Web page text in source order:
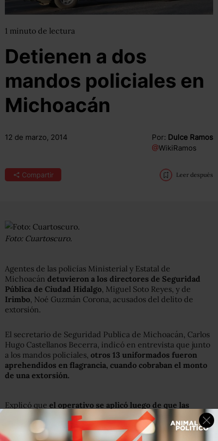
1 minuto de lectura
Detienen a dos
mandos policiales en
Michoacán
12 de marzo, 2014 Por: Dulce Ramos
@WikiRamos
Compartir Leer después
Foto: Cuartoscuro.
Agentes de las policías Ministerial y Estatal de
Michoacán detuvieron a los directores de Seguridad
Pública de Ciudad Hidalgo, Miguel Soto Reyes, y de
Irimbo, Noé Guzmán Corona, acusados del delito de
extorsión.
El secretario de Seguridad Publica de Michoacán, Carlos
Hugo Castellanos Becerra, indicó en entrevista que junto
a los mandos policiales, otros 13 uniformados fueron
aprehendidos en flagrancia, cuando cobraban el monto
de una extorsión.
Explicó que el operativo se aplicó luego de que las
autoridades recibieron una denuncia de que policías
amenazaban
y exigían a una persona el pago de una
fuerte suma de dinero.